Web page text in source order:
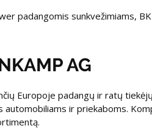
padangomis sunkvežimiams,
AG
Europoje padangų ir ratų
automobiliams ir priekaboms.